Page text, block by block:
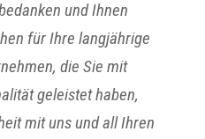
und Ihnen
für Ihre langjährige
die Sie mit
geleistet haben,
mit uns und all Ihren